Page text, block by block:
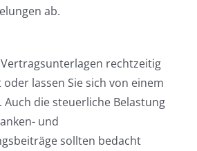
ab.
Vertragsunterlagen rechtzeitig
lassen Sie sich von einem
Auch die steuerliche Belastung
und
sollten bedacht